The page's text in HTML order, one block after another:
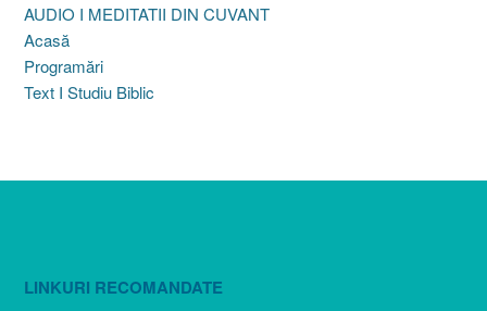
AUDIO I MEDITATII DIN CUVANT
Acasă
Programări
Text I Studiu Biblic
LINKURI RECOMANDATE